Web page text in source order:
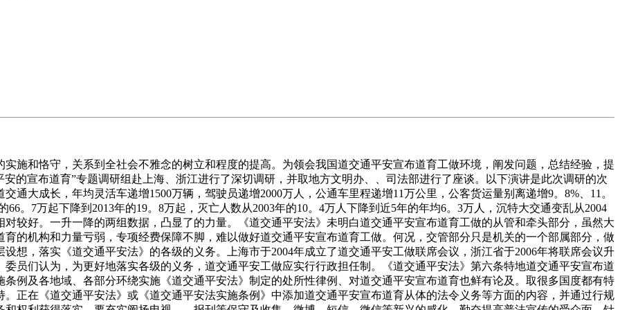
和恪守，关系到全社会不雅念的树立和程度的提高。为领会我国道交通平安宣布道育工做环境，阐发问题，总结经验，提
的宣布道育”专题调研组赴上海、浙江进行了深切调研，并取地方文明办、、司法部进行了座谈。以下演讲是此次调研的次
通大成长，年均灵活车递增1500万辆，驾驶员递增2000万人，公通车里程递增11万公里，公客货运量别离递增9。8%、11。
。7万起下降到2013年的19。8万起，灭亡人数从2003年的10。4万人下降到近5年的年均6。3万人，沉特大交通变乱从2004
较好。一升一降的两组数据，凸显了的力量。《道交通平安法》未明白道交通平安宣布道育工做的从管和牵头部分，虽然大
的机构和力量亏弱，专项经费保障不脚，难以做好道交通平安宣布道育工做。何况，交管部分只是机关的一个部属部分，做
想，落实《道交通平安法》的各级的义务。上海市于2004年成立了道交通平安工做联席会议，浙江省于2006年将联席会议升
员们认为，为更好地落实各级的义务，道交通平安工做应实行行政担任制。《道交通平安法》第六条特地道交通平安宣布道
例及各地域、各部分环绕实施《道交通平安法》制定的处所性律例、对道交通平安宣布道育也鲜有论及。取很多国度都有特
正在《道交通平安法》或《道交通平安法实施条例》中添加道交通平安宣布道育从体的法令义务等方面的内容，并通过行规